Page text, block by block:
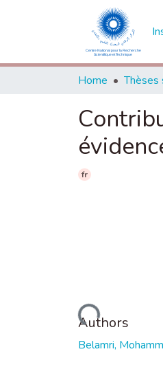
Home
fr
Loading...
Authors
Belamri,